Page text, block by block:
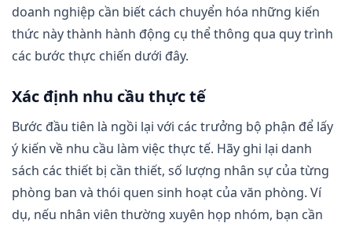
doanh nghiệp cần biết cách chuyển hóa những kiến
thức này thành hành động cụ thể thông qua quy trình
các bước thực chiến dưới đây.
Xác định nhu cầu thực tế
Bước đầu tiên là ngồi lại với các trưởng bộ phận để lấy
ý kiến về nhu cầu làm việc thực tế. Hãy ghi lại danh
sách các thiết bị cần thiết, số lượng nhân sự của từng
phòng ban và thói quen sinh hoạt của văn phòng. Ví
dụ, nếu nhân viên thường xuyên họp nhóm, bạn cần